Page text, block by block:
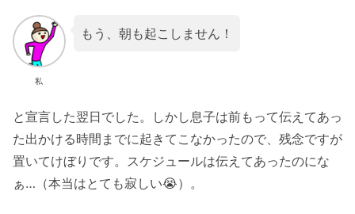
私
もう、朝も起こしません！
と宣言した翌日でした。しかし息子は前もって伝えてあっ
た出かける時間までに起きてこなかったので、残念ですが
置いてけぼりです。スケジュールは伝えてあったのにな
ぁ…（本当はとても寂しい😭）。